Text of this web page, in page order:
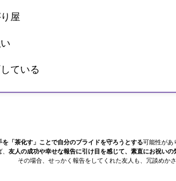
屋
ている
を「茶化す」ことで自分のプライドを守ろうとする可能性があ
友人の成功や幸せな報告に引け目を感じて、素直にお祝いの
その場合、せっかく報告をしてくれた友人も、冗談めか